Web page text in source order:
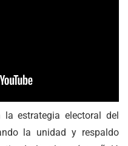
estrategia electoral del
la unidad y respaldo